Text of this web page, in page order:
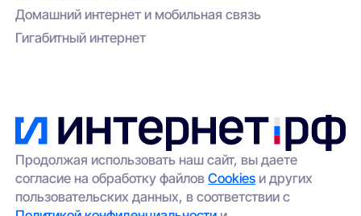
Домашний интернет и мобильная связь
Гигабитный интернет
Продолжая использовать наш сайт, вы даете
согласие на обработку файловCookies и других
пользовательских данных, в соответствии с